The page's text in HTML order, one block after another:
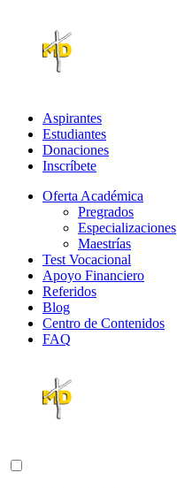
Aspirantes
Estudiantes
Donaciones
Inscríbete
Oferta Académica
Pregrados
Especializaciones
Maestrías
Test Vocacional
Apoyo Financiero
Referidos
Blog
Centro de Contenidos
FAQ
Abrir menú de navegación